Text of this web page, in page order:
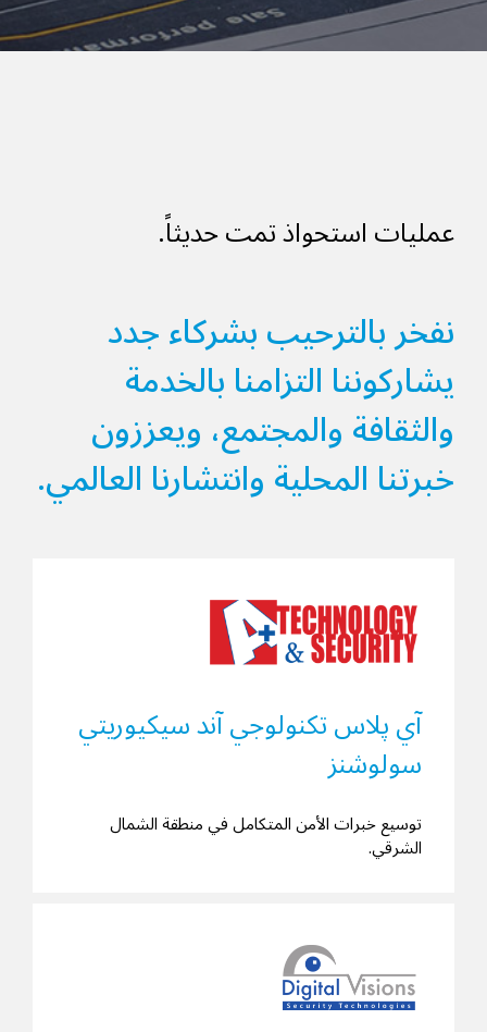
عمليات استحواذ تمت حديثاً.
نفخر بالترحيب بشركاء جدد
يشاركوننا التزامنا بالخدمة
والثقافة والمجتمع، ويعززون
خبرتنا المحلية وانتشارنا العالمي.
آي پلاس تكنولوجي آند سيكيوريتي
سولوشنز
توسيع خبرات الأمن المتكامل في منطقة الشمال
الشرقي.